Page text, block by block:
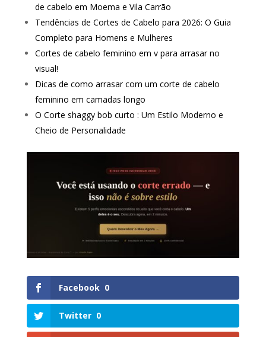
de cabelo em Moema e Vila Carrão
Tendências de Cortes de Cabelo para 2026: O Guia
Completo para Homens e Mulheres
Cortes de cabelo feminino em v para arrasar no
visual!
Dicas de como arrasar com um corte de cabelo
feminino em camadas longo
O Corte shaggy bob curto : Um Estilo Moderno e
Cheio de Personalidade
Facebook 0
Twitter 0